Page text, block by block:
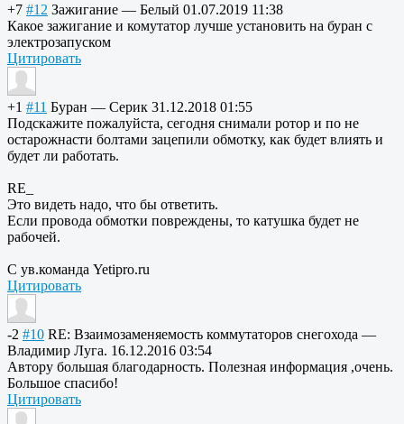
+7 #12 Зажигание — Белый 01.07.2019 11:38
Какое зажигание и комутатор лучше установить на буран с
электрозапуском
Цитировать
+1 #11 Буран — Серик 31.12.2018 01:55
Подскажите пожалуйста, сегодня снимали ротор и по не
остарожнасти болтами зацепили обмотку, как будет влиять и
будет ли работать.
RE_
Это видеть надо, что бы ответить.
Если провода обмотки повреждены, то катушка будет не
рабочей.
С ув.команда Yetipro.ru
Цитировать
-2 #10 RE: Взаимозаменяемость коммутаторов снегохода —
Владимир Луга. 16.12.2016 03:54
Автору большая благодарность. Полезная информация ,очень.
Большое спасибо!
Цитировать